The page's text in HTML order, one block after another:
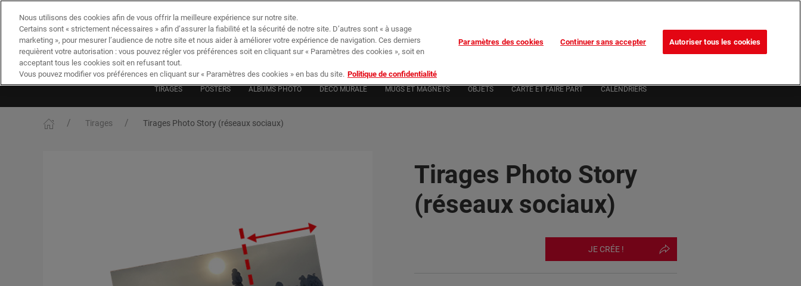
Suivi de commande MON COMPTE 0 0,00 €*
TIRAGES POSTERS ALBUMS PHOTO DÉCO MURALE MUGS ET MAGNETS OBJETS CARTE ET FAIRE PART CALENDRIERS
Tirages Tirages Photo Story (réseaux sociaux)
Tirages Photo Story
(réseaux sociaux)
JE CRÉE !
Nous utilisons des cookies afin de vous offrir la meilleure expérience sur notre site.
Certains sont « strictement nécessaires » afin d’assurer la fiabilité et la sécurité de notre site. D’autres sont « à usage
marketing », pour mesurer l’audience de notre site et nous aider à améliorer votre expérience de navigation. Ces derniers
requièrent votre autorisation : vous pouvez régler vos préférences soit en cliquant sur « Paramètres des cookies », soit en
acceptant tous les cookies soit en refusant tout.
Vous pouvez modifier vos préférences en cliquant sur « Paramètres des cookies » en bas du site. Politique de confidentialité
Paramètres des cookies Continuer sans accepter Autoriser tous les cookies